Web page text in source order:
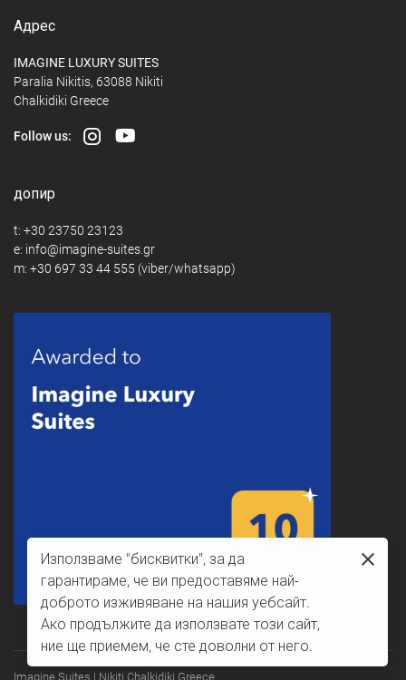
Адрес
IMAGINE LUXURY SUITES
Paralia Nikitis, 63088 Nikiti
Chalkidiki Greece
Follow us:
допир
t: +30 23750 23123
e:
@
m: +30 697 33 44 555 (viber/whatsapp)
Imagine Suites | Nikiti Chalkidiki Greece
Използваме "бисквитки", за да
гарантираме, че ви предоставяме най-
доброто изживяване на нашия уебсайт.
Ако продължите да използвате този сайт,
ние ще приемем, че сте доволни от него.